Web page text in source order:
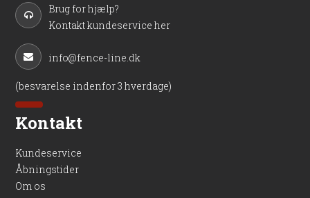
Brug for hjælp?
Kontakt kundeservice her
info@fence-line.dk
(besvarelse indenfor 3 hverdage)
Kontakt
Kundeservice
Åbningstider
Om os